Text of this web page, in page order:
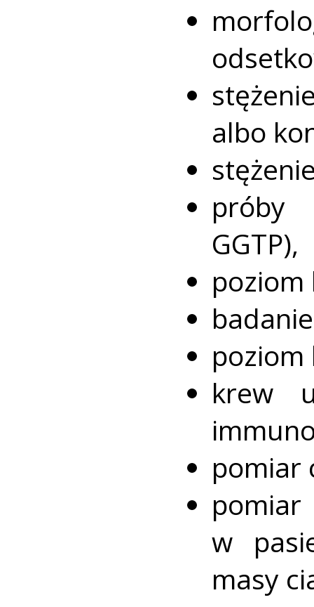
albo
próby
GGTP),
poziom
krew
pomiar
pomiar
w
masy